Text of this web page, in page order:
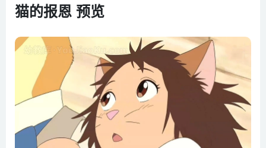
猫的报恩 预览